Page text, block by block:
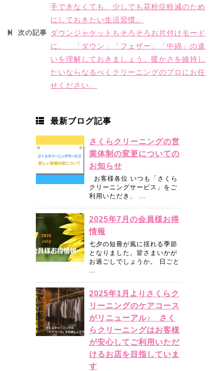
手できなくても、少しでも花粉症軽減のため
にしておきたい生活習慣。
次の記事
ダウンジャケットもそろそろお片付けモード
に。 「ダウン」「フェザー」「中綿」の違
いを理解しておきましょう。暖かさを維持し
たいならなるべくクリーニングのプロにお任
せください。
最新ブログ記事
さくらクリーニングの営
業体制の変更についての
お知らせ
お客様各位 いつも「さくら
クリーニングサービス」をご
利用いただき、 …
2025年7月の会員様お得
情報
七夕の短冊が風に揺れる季節
となりました。皆さまいかが
お過ごしでしょうか。 日ごと
2025年1月よりさくらク
リーニングのケアコース
がリニューアル♪ さく
らクリーニングはお客様
が安心してご利用いただ
けるお店を目指していま
す